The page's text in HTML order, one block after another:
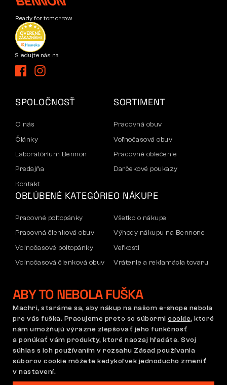
Ready for tomorrow
Sledujte nás na
SPOLOČNOSŤ
O nás
Články
Laboratórium Bennon
Predajňa
Kontakt
SORTIMENT
Pracovná obuv
Voľnočasová obuv
Pracovné oblečenie
Darčekové poukazy
OBĽÚBENÉ KATEGÓRIE
Pracovné poltopánky
Pracovná členková obuv
Voľnočasové poltopánky
Voľnočasová členková obuv
Mikiny
O NÁKUPE
Všetko o nákupe
Výhody nákupu na Bennone
Veľkosti
Vrátenie a reklamácia tovaru
Firemný účet
Reklamácia a záruka
Obchodné podmienky
Reklamačný poriadok
Nastavenie súborov cookie
GDPR
ABY TO NEBOLA FUŠKA
Machri, staráme sa, aby nákup na našom e-shope nebola
pre vás fuška. Pracujeme preto so súbormi cookie, ktoré
nám umožňujú výrazne zlepšovať jeho funkčnosť
a ponúkať vám produkty, ktoré naozaj hľadáte. Svoj
súhlas s ich používaním v rozsahu Zásad používania
súborov cookie môžete kedykoľvek jednoducho zmeniť
v nastavení.